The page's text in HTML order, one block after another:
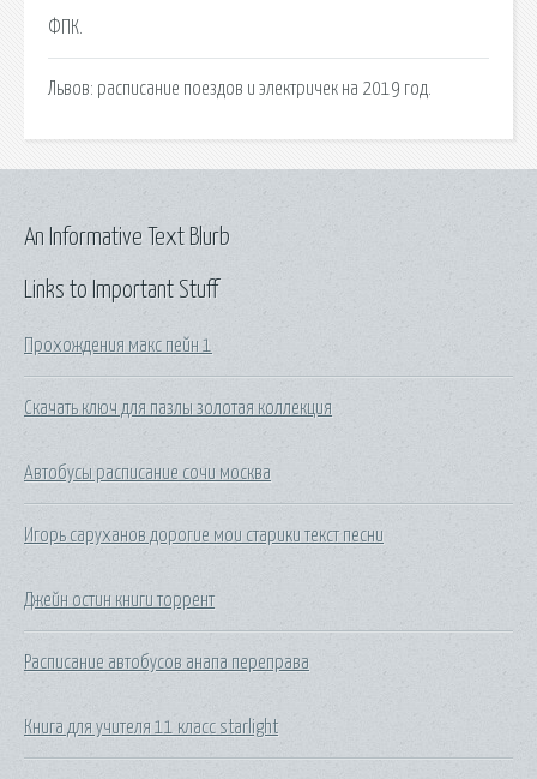
ФПК.
Львов: расписание поездов и электричек на 2019 год.
Links to Important Stuff
Прохождения макс пейн 1
Скачать ключ для пазлы золотая коллекция
Автобусы расписание сочи москва
Игорь саруханов дорогие мои старики текст песни
Джейн остин книги торрент
Расписание автобусов анапа переправа
Книга для учителя 11 класс starlight
An Informative Text Blurb